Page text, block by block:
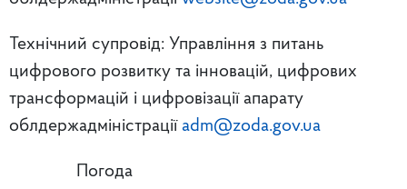
Технічний супровід: Управління з питань
цифрового розвитку та інновацій, цифрових
трансформацій і цифровізації апарату
облдержадміністрації adm@zoda.gov.ua
Погода